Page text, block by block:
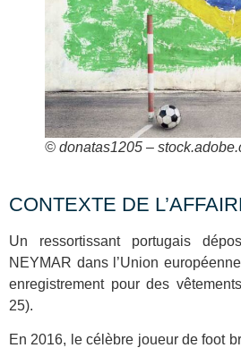
© donatas1205 –
CONTEXTE DE
Un ressortissant portugais
NEYMAR dans l’Union
enregistrement pour des
25).
En 2016, le célèbre joueur de foot